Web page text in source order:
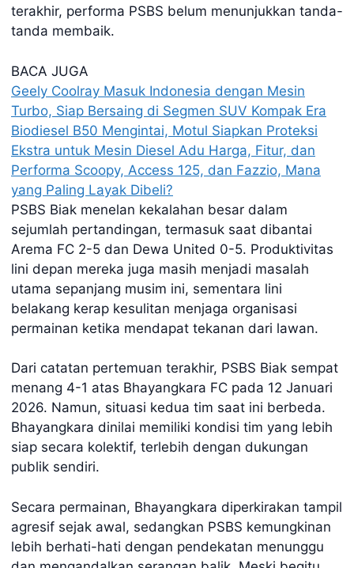
terakhir, performa PSBS belum menunjukkan tanda-
tanda membaik.
BACA JUGA
Geely Coolray Masuk Indonesia dengan Mesin
Turbo, Siap Bersaing di Segmen SUV Kompak Era
Biodiesel B50 Mengintai, Motul Siapkan Proteksi
Ekstra untuk Mesin Diesel Adu Harga, Fitur, dan
Performa Scoopy, Access 125, dan Fazzio, Mana
yang Paling Layak Dibeli?
PSBS Biak menelan kekalahan besar dalam
sejumlah pertandingan, termasuk saat dibantai
Arema FC 2-5 dan Dewa United 0-5. Produktivitas
lini depan mereka juga masih menjadi masalah
utama sepanjang musim ini, sementara lini
belakang kerap kesulitan menjaga organisasi
permainan ketika mendapat tekanan dari lawan.
Dari catatan pertemuan terakhir, PSBS Biak sempat
menang 4-1 atas Bhayangkara FC pada 12 Januari
2026. Namun, situasi kedua tim saat ini berbeda.
Bhayangkara dinilai memiliki kondisi tim yang lebih
siap secara kolektif, terlebih dengan dukungan
publik sendiri.
Secara permainan, Bhayangkara diperkirakan tampil
agresif sejak awal, sedangkan PSBS kemungkinan
lebih berhati-hati dengan pendekatan menunggu